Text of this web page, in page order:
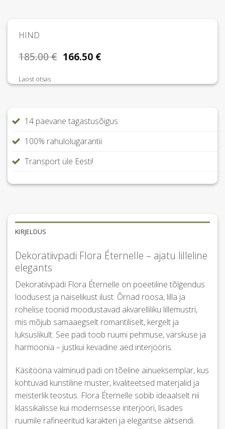
HIND
185.00€ Algne
185.00 €.
166.50 €Praegune
166.50 €.
Laost otsas
14 päevane tagastusõigus
100% rahulolugarantii
Transport üle Eesti!
KIRJELDUS
Dekoratiivpadi Flora Éternelle – ajatu lilleline
elegants
Dekoratiivpadi Flora Éternelle on poeetiline tõlgendus
loodusest ja naiselikust ilust. Õrnad roosa, lilla ja
rohelise toonid moodustavad akvarelliliku lillemustri,
mis mõjub samaaegselt romantiliselt, kergelt ja
luksuslikult. See padi toob ruumi pehmuse, värskuse ja
harmoonia – justkui kevadine aed interjööris.
Käsitööna valminud padi on tõeline ainueksemplar, kus
kohtuvad kunstiline muster, kvaliteetsed materjalid ja
meisterlik teostus. Flora Éternelle sobib ideaalselt nii
klassikalisse kui modernsesse interjööri, lisades
ruumile rafineeritud karakteri ja elegantse aktsendi.